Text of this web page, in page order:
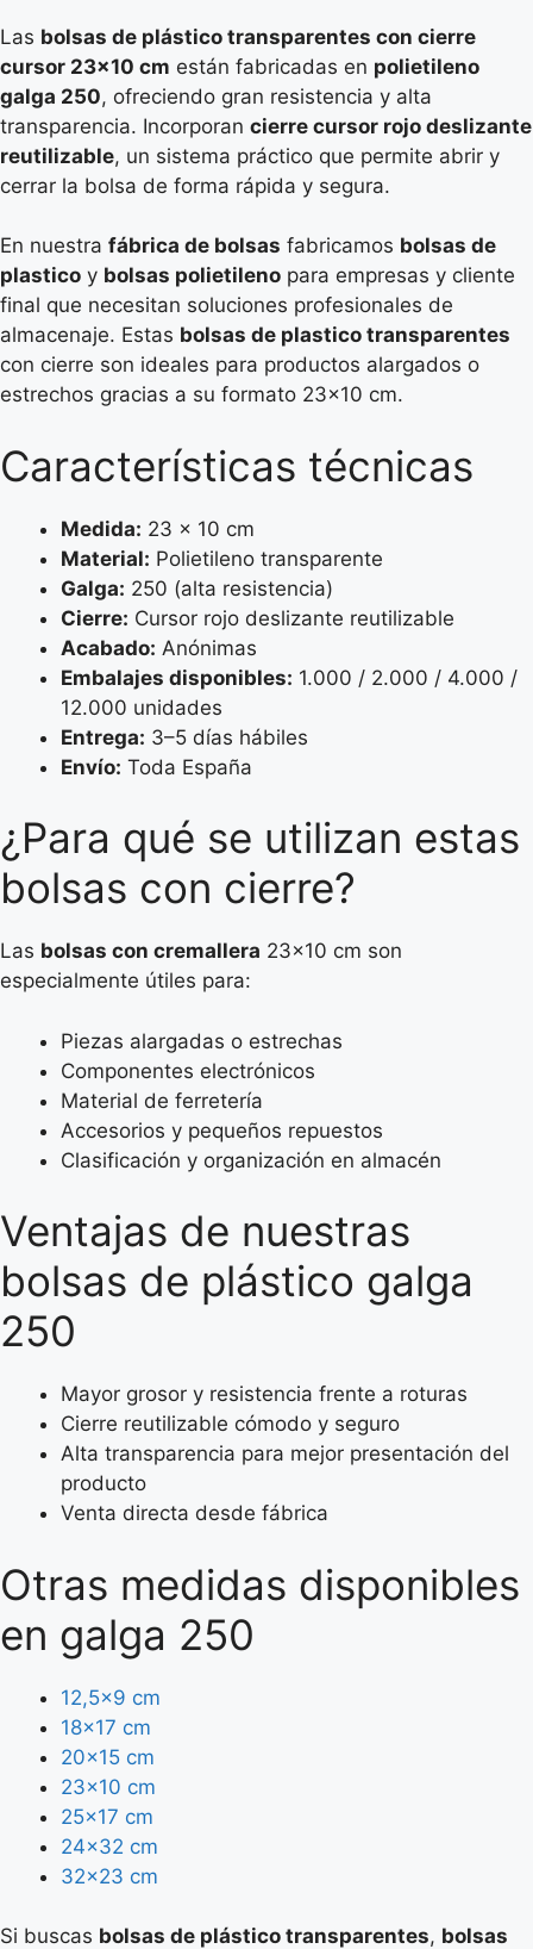
Las bolsas de plástico transparentes con cierre
cursor 23×10 cm están fabricadas en polietileno
galga 250, ofreciendo gran resistencia y alta
transparencia. Incorporan cierre cursor rojo deslizante
reutilizable, un sistema práctico que permite abrir y
cerrar la bolsa de forma rápida y segura.
En nuestra fábrica de bolsas fabricamos bolsas de
plastico y bolsas polietileno para empresas y cliente
final que necesitan soluciones profesionales de
almacenaje. Estas bolsas de plastico transparentes
con cierre son ideales para productos alargados o
estrechos gracias a su formato 23×10 cm.
Características técnicas
Medida: 23 x 10 cm
Material: Polietileno transparente
Galga: 250 (alta resistencia)
Cierre: Cursor rojo deslizante reutilizable
Acabado: Anónimas
Embalajes disponibles: 1.000 / 2.000 / 4.000 /
12.000 unidades
Entrega: 3–5 días hábiles
Envío: Toda España
¿Para qué se utilizan estas
bolsas con cierre?
Las bolsas con cremallera 23×10 cm son
especialmente útiles para:
Piezas alargadas o estrechas
Componentes electrónicos
Material de ferretería
Accesorios y pequeños repuestos
Clasificación y organización en almacén
Ventajas de nuestras
bolsas de plástico galga
250
Mayor grosor y resistencia frente a roturas
Cierre reutilizable cómodo y seguro
Alta transparencia para mejor presentación del
producto
Venta directa desde fábrica
Otras medidas disponibles
en galga 250
12,5×9 cm
18×17 cm
20×15 cm
23×10 cm
25×17 cm
24×32 cm
32×23 cm
Si buscas bolsas de plástico transparentes, bolsas